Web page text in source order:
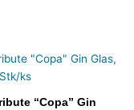
“Copa” Gin